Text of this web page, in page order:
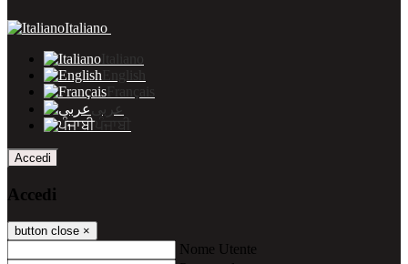
Italiano
Italiano
English
Français
عربى
ਪੰਜਾਬੀ
Accedi
Accedi
button close ×
Nome Utente